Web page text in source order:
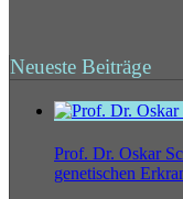
Neueste Beiträge
Prof. Dr. Oskar
genetischen